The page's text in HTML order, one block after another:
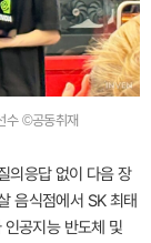
수 ©공동취재
의응답 없이 다음 장
음식점에서 SK 최태
공지능 반도체 및